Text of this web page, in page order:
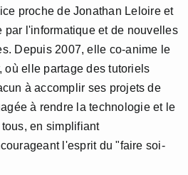
proche de Jonathan Leloire et
par l'informatique et de nouvelles
Depuis 2007, elle co-anime le
où elle partage des tutoriels
à accomplir ses projets de
à rendre la technologie et le
en simplifiant
l'esprit du "faire soi-